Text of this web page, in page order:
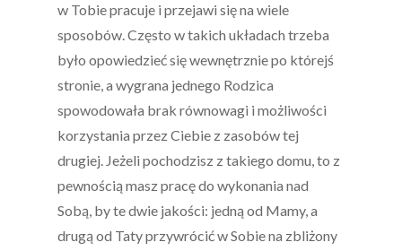
w Tobie pracuje i przejawi się na wiele
sposobów. Często w takich układach trzeba
było opowiedzieć się wewnętrznie po którejś
stronie, a wygrana jednego Rodzica
spowodowała brak równowagi i możliwości
korzystania przez Ciebie z zasobów tej
drugiej. Jeżeli pochodzisz z takiego domu, to z
pewnością masz pracę do wykonania nad
Sobą, by te dwie jakości: jedną od Mamy, a
drugą od Taty przywrócić w Sobie na zbliżony